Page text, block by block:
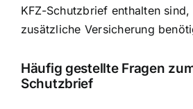
KFZ-Schutzbrief enthalten
zusätzliche Versicherung
Häufig gestellte Fragen
Schutzbrief